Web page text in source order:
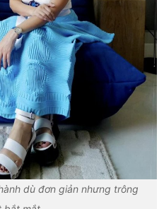
dù đơn giản nhưng trông